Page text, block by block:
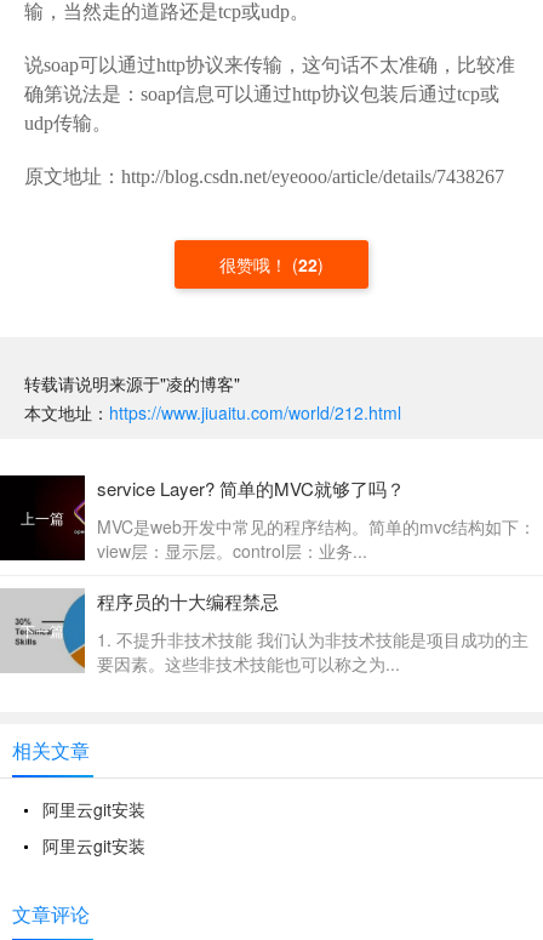
输，当然走的道路还是tcp或udp。
说soap可以通过http协议来传输，这句话不太准确，比较准
确第说法是：soap信息可以通过http协议包装后通过tcp或
udp传输。
原文地址：http://blog.csdn.net/eyeooo/article/details/7438267
很赞哦！ (22)
转载请说明来源于"凌的博客"
本文地址： https://www.jiuaitu.com/world/212.html
上一篇
service Layer? 简单的MVC就够了吗？
MVC是web开发中常见的程序结构。简单的mvc结构如下：
view层：显示层。control层：业务...
下一篇
程序员的十大编程禁忌
1. 不提升非技术技能 我们认为非技术技能是项目成功的主
要因素。这些非技术技能也可以称之为...
相关文章
阿里云git安装
阿里云git安装
文章评论